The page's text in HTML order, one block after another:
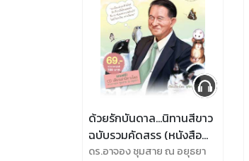
ด้วยรักบันดาล...นิทานสีขาว
ฉบับรวมคัดสรร (หนังสือ
เสียง)
ดร.อาจอง ชุมสาย ณ อยุธยา